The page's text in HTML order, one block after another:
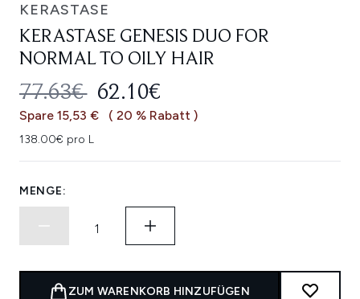
KERASTASE
KERASTASE GENESIS DUO FOR
NORMAL TO OILY HAIR
UNVERBINDLICHE
77.63€ AKTUELLER PREIS:
62.10€
Spare 15,53 € ( 20 % Rabatt )
138.00€ pro L
MENGE:
ZUM WARENKORB HINZUFÜGEN